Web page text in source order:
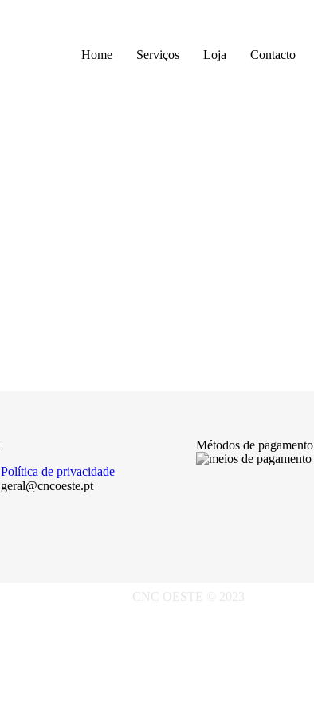
Home Serviços Loja Contacto
Política de privacidade
geral@cncoeste.pt
Métodos de pagamento
CNC OESTE © 2023